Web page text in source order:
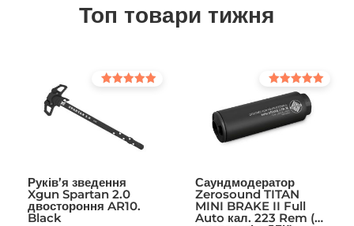
Топ товари тижня
Руків’я зведення
Xgun Spartan 2.0
двостороння AR10.
Black
Саундмодератор
Zerosound TITAN
MINI BRAKE II Full
Auto кал. 223 Rem (в
Оцінено в
5.00
з 5